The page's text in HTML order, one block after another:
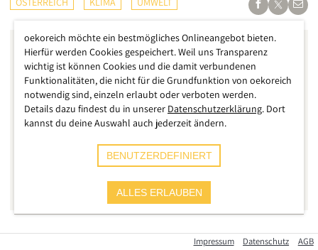
Seit Donnerstag befinden sich große Teile des Osten von
Impressum Datenschutz AGB
oekoreich möchte ein bestmögliches Onlineangebot bieten.
Hierfür werden Cookies gespeichert. Weil uns Transparenz
wichtig ist können Cookies und die damit verbundenen
Funktionalitäten, die nicht für die Grundfunktion von oekoreich
notwendig sind, einzeln erlaubt oder verboten werden.
Details dazu findest du in unserer Datenschutzerklärung. Dort
kannst du deine Auswahl auch jederzeit ändern.
BENUTZERDEFINIERT
ALLES ERLAUBEN